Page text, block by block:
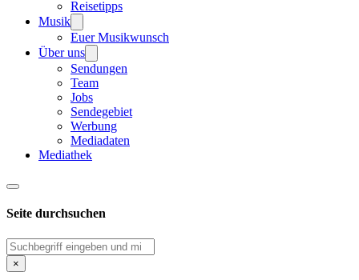
Reisetipps
Musik
Euer Musikwunsch
Über uns
Sendungen
Team
Jobs
Sendegebiet
Werbung
Mediadaten
Mediathek
Seite durchsuchen
Suchen
×